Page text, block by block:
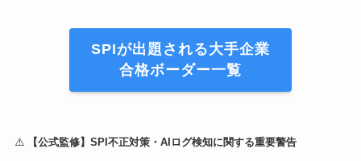
SPIが出題される大手企業
合格ボーダー一覧
⚠️ 【公式監修】SPI不正対策・AIログ検知に関する重要警告